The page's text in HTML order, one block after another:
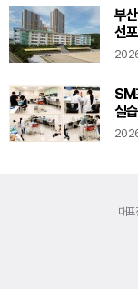
부
선포
SM
실
대표